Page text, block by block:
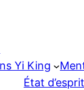
Yi King
État d’esprit